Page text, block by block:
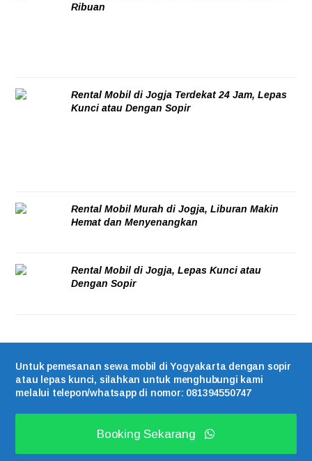
Ribuan
Rental Mobil di Jogja Terdekat 24 Jam, Lepas
Kunci atau Dengan Sopir
Rental Mobil Murah di Jogja, Liburan Makin
Hemat dan Menyenangkan
Rental Mobil di Jogja, Lepas Kunci atau
Dengan Sopir
Untuk pemesanan sewa mobil di Yogyakarta dengan sopir
atau lepas kunci, silahkan untuk menghubungi kami
melalui telepon/whatsapp di nomor: 081394550747
Booking Sekarang